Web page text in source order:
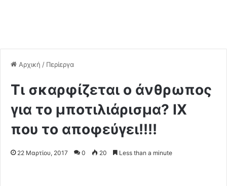
Αρχική / Περίεργα
Τι σκαρφίζεται ο άνθρωπος
για το μποτιλιάρισμα? ΙΧ
που το αποφεύγει!!!!
22 Μαρτίου, 2017 0 20 Less than a minute